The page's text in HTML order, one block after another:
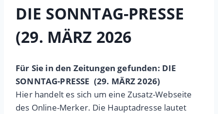
DIE SONNTAG-PRESSE
(29. MÄRZ 2026
Für Sie in den Zeitungen gefunden: DIE
SONNTAG-PRESSE (29. MÄRZ 2026)
Hier handelt es sich um eine Zusatz-Webseite
des Online-Merker. Die Hauptadresse lautet